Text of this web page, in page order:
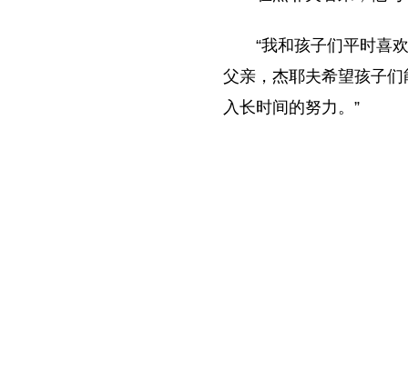
“我和孩子们平时喜
父亲，杰耶夫希望孩子
入长时间的努力。”